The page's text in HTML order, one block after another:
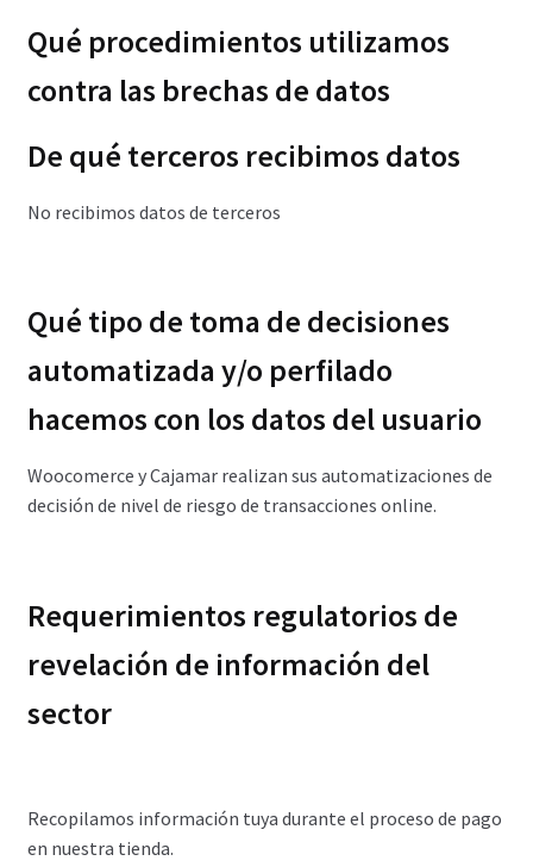
Qué procedimientos utilizamos
contra las brechas de datos
De qué terceros recibimos datos
No recibimos datos de terceros
Qué tipo de toma de decisiones
automatizada y/o perfilado
hacemos con los datos del usuario
Woocomerce y Cajamar realizan sus automatizaciones de
decisión de nivel de riesgo de transacciones online.
Requerimientos regulatorios de
revelación de información del
sector
Recopilamos información tuya durante el proceso de pago
en nuestra tienda.